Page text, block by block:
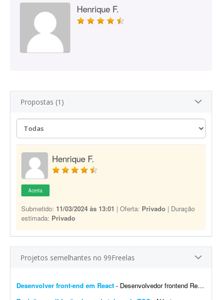
Henrique F.
Propostas (1)
Henrique F.
Aceita
Submetido: 11/03/2024 às 13:01 | Oferta: Privado | Duração
estimada: Privado
Projetos semelhantes no 99Freelas
Desenvolver front-end em React - Desenvolvedor frontend React com Tailwind CSS. Experiência na integração de APIs REST e autenticação por token (AWS Cognito é diferencial). O design j&aacut...